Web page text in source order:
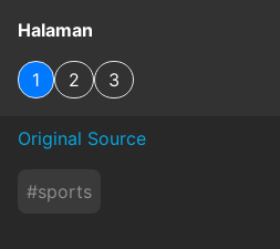
Halaman
1 2 3
Original Source
#sports